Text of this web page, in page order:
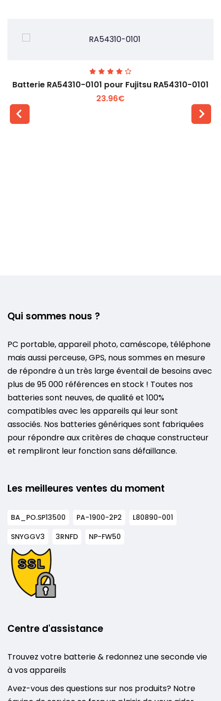
Batterie RA54310-0101 pour Fujitsu RA54310-0101
23.96€
Qui sommes nous ?
PC portable, appareil photo, caméscope, téléphone
mais aussi perceuse, GPS, nous sommes en mesure
de répondre à un très large éventail de besoins avec
plus de 95 000 références en stock ! Toutes nos
batteries sont neuves, de qualité et 100%
compatibles avec les appareils qui leur sont
associés. Nos batteries génériques sont fabriquées
pour répondre aux critères de chaque constructeur
et rempliront leur fonction sans défaillance.
Les meilleures ventes du moment
BA_PO.SP13500 PA-1900-2P2
L80890-001
SNYGGV3
3RNFD NP-FW50
Centre d'assistance
Trouvez votre batterie & redonnez une seconde vie
à vos appareils
Avez-vous des questions sur nos produits? Notre